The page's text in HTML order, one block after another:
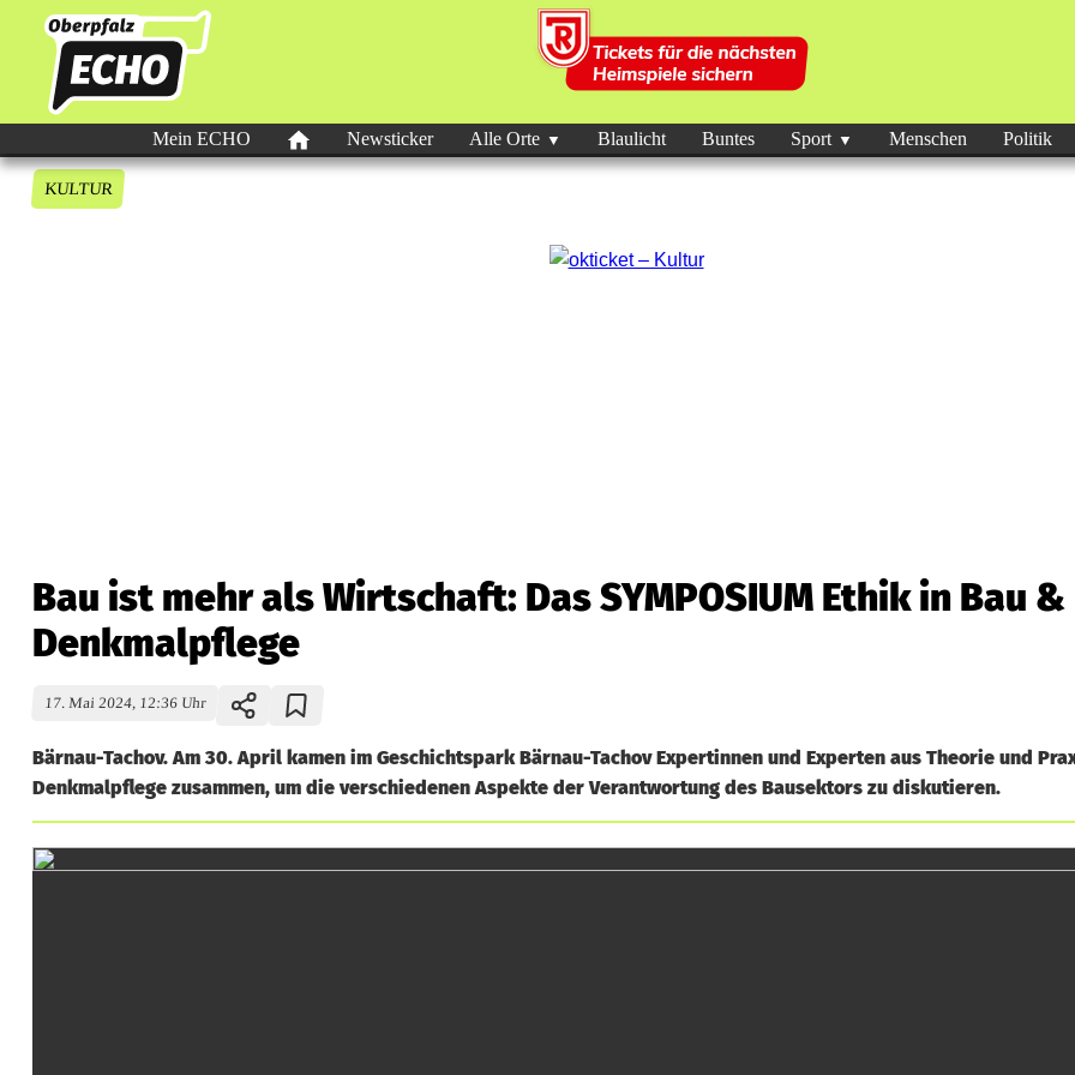
Mein ECHO Newsticker Alle Orte Blaulicht Buntes Sport Menschen Politik
KULTUR
Bau ist mehr als Wirtschaft: Das SYMPOSIUM Ethik in Bau &
Denkmalpflege
17. Mai 2024, 12:36 Uhr
Bärnau-Tachov. Am 30. April kamen im Geschichtspark Bärnau-Tachov Expertinnen und Experten aus Theorie und
Denkmalpflege zusammen, um die verschiedenen Aspekte der Verantwortung des Bausektors zu diskutieren.
B